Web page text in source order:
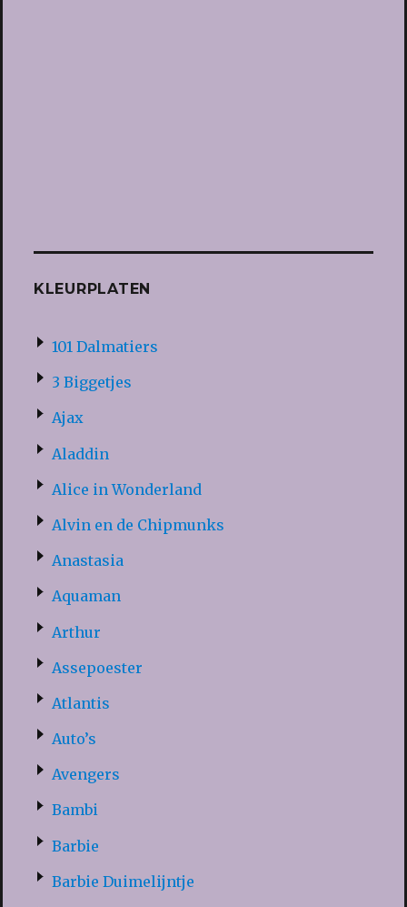
KLEURPLATEN
101 Dalmatiers
3 Biggetjes
Ajax
Aladdin
Alice in Wonderland
Alvin en de Chipmunks
Anastasia
Aquaman
Arthur
Assepoester
Atlantis
Auto’s
Avengers
Bambi
Barbie
Barbie Duimelijntje